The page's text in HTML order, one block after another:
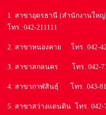
1. สาขาอุดรธานี (สำนักงานให
โทร. 042-211111
2. สาขาหนองคาย โทร. 042-
3. สาขาสกลนคร โทร. 042-
4. สาขากาฬสินธุ์ โทร. 043-
5. สาขาสว่างแดนดิน โทร. 042-